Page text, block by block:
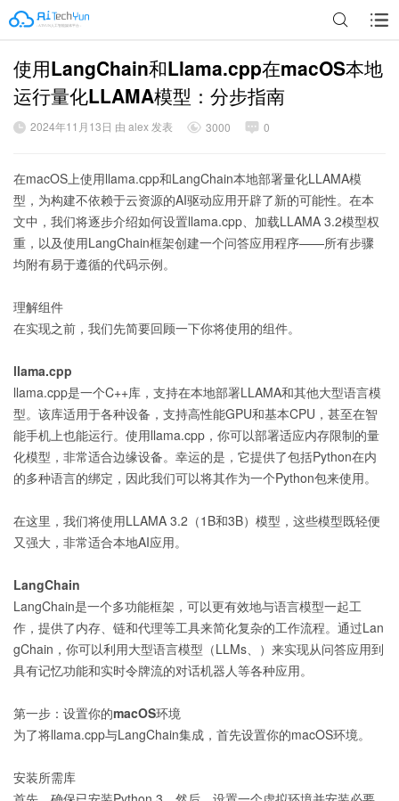
使用LangChain和Llama.cpp在macOS本地
运行量化LLAMA模型：分步指南
2024年11月13日 由 alex 发表 3000 0
在macOS上使用llama.cpp和LangChain本地部署量化LLAMA模
型，为构建不依赖于云资源的AI驱动应用开辟了新的可能性。在本
文中，我们将逐步介绍如何设置llama.cpp、加载LLAMA 3.2模型权
重，以及使用LangChain框架创建一个问答应用程序——所有步骤
均附有易于遵循的代码示例。
理解组件
在实现之前，我们先简要回顾一下你将使用的组件。
llama.cpp
llama.cpp是一个C++库，支持在本地部署LLAMA和其他大型语言模
型。该库适用于各种设备，支持高性能GPU和基本CPU，甚至在智
能手机上也能运行。使用llama.cpp，你可以部署适应内存限制的量
化模型，非常适合边缘设备。幸运的是，它提供了包括Python在内
的多种语言的绑定，因此我们可以将其作为一个Python包来使用。
在这里，我们将使用LLAMA 3.2（1B和3B）模型，这些模型既轻便
又强大，非常适合本地AI应用。
LangChain
LangChain是一个多功能框架，可以更有效地与语言模型一起工
作，提供了内存、链和代理等工具来简化复杂的工作流程。通过Lan
gChain，你可以利用大型语言模型（LLMs、）来实现从问答应用到
具有记忆功能和实时令牌流的对话机器人等各种应用。
第一步：设置你的macOS环境
为了将llama.cpp与LangChain集成，首先设置你的macOS环境。
安装所需库